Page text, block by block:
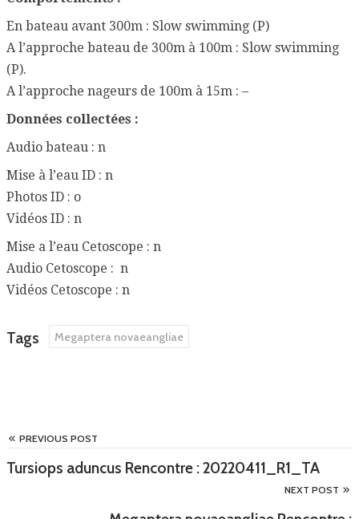
En bateau avant 300m : Slow swimming (P)
A l’approche bateau de 300m à 100m : Slow swimming
(P).
A l’approche nageurs de 100m à 15m : –
Données collectées :
Audio bateau : n
Mise à l’eau ID : n
Photos ID : o
Vidéos ID : n
Mise a l’eau Cetoscope : n
Audio Cetoscope : n
Vidéos Cetoscope : n
Tags Megaptera novaeangliae
PREVIOUS POST
Tursiops aduncus Rencontre : 20220411_R1_TA
NEXT POST